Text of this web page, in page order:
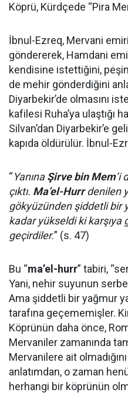
Köprü, Kürdçede “Pira
İbnul-Ezreq, Mervani
göndererek, Hamdani
kendisine istettiğini,
de mehir gönderdiğini
Diyarbekir’de olmasını
kafilesi Ruha’ya ulaştığı
Silvan’dan Diyarbekir’e
kapıda öldürülür. İbnul-
“YanınaŞirve bin Mem’i
çıktı. Ma’el-Hurrdenilen
gökyüzünden şiddetli bir
kadar yükseldi ki karşıya
geçirdiler.” (s. 47)
Bu “ma’el-hurr” tabiri,
Yani, nehir suyunun
Ama şiddetli bir yağmur
tarafına geçememişler.
Köprünün daha önce,
Mervaniler zamanında
Mervanilere ait
anlatımdan, o zaman
herhangi bir köprünün